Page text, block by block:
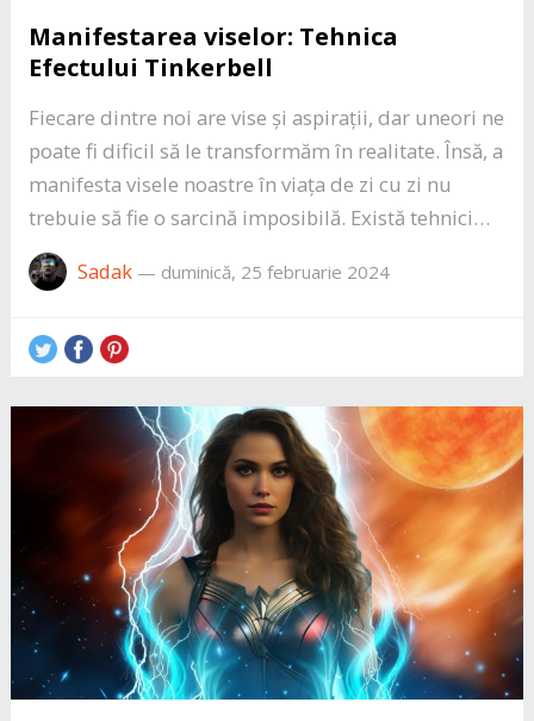
Manifestarea viselor: Tehnica
Efectului Tinkerbell
Fiecare dintre noi are vise și aspirații, dar uneori ne
poate fi dificil să le transformăm în realitate. Însă, a
manifesta visele noastre în viața de zi cu zi nu
trebuie să fie o sarcină imposibilă. Există tehnici…
Sadak— duminică, 25 februarie 2024